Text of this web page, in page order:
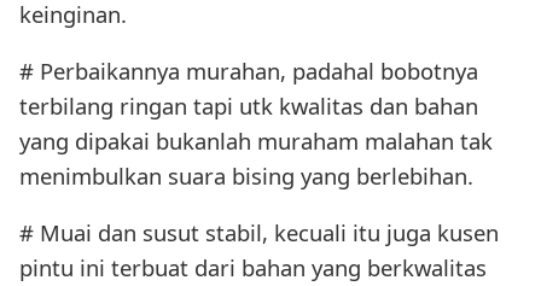
keinginan.
# Perbaikannya murahan, padahal bobotnya
terbilang ringan tapi utk kwalitas dan bahan
yang dipakai bukanlah muraham malahan tak
menimbulkan suara bising yang berlebihan.
# Muai dan susut stabil, kecuali itu juga kusen
pintu ini terbuat dari bahan yang berkwalitas